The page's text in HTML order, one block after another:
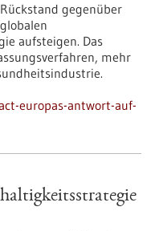
gegenüber
aufsteigen. Das
mehr
europas-antwort-auf-